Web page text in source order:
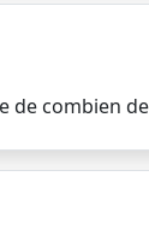
de combien